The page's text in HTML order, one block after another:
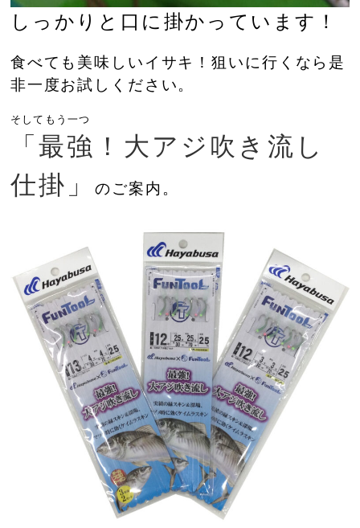
しっかりと口に掛かっています！
食べても美味しいイサキ！狙いに行くなら是
非一度お試しください。
そしてもう一つ
「最強！大アジ吹き流し
仕掛」のご案内。